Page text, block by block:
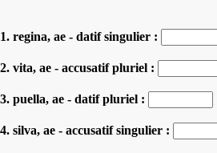
1. regina, ae - datif singulier :
2. vita, ae - accusatif pluriel :
3. puella, ae - datif pluriel :
4. silva, ae - accusatif singulier :